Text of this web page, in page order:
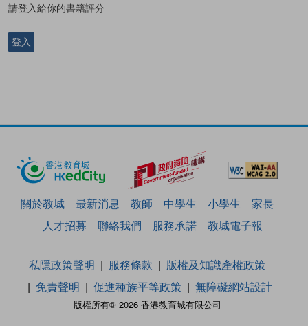
請登入給你的書籍評分
登入
關於教城 最新消息 教師 中學生 小學生
家長
人才招募
聯絡我們 服務承諾 教城電子報
版權所有© 2026 香港教育城有限公司
私隱政策聲明 服務條款
版權及知識產權政策
免責聲明
促進種族平等政策 無障礙網站設計